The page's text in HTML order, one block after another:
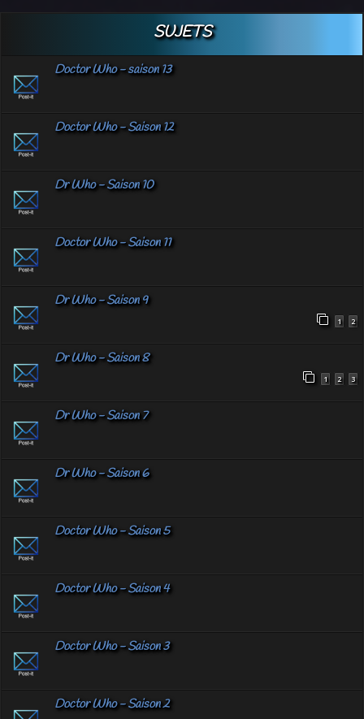
SUJETS
Doctor Who - saison 13
Doctor Who - Saison 12
Dr Who - Saison 10
Doctor Who - Saison 11
Dr Who - Saison 9
1 2
Dr Who - Saison 8
1 2 3
Dr Who - Saison 7
Dr Who - Saison 6
Doctor Who - Saison 5
Doctor Who - Saison 4
Doctor Who - Saison 3
Doctor Who - Saison 2